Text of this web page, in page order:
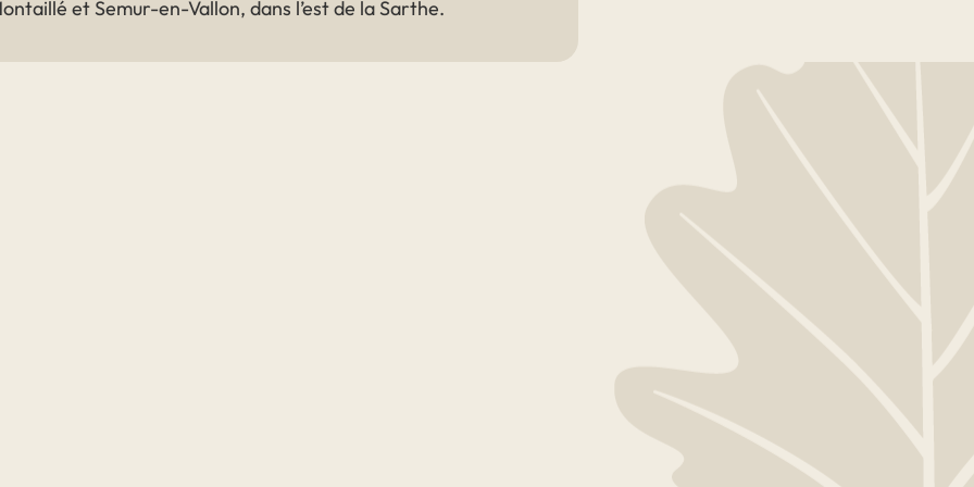
et Semur-en-Vallon, dans l’est de la Sarthe.